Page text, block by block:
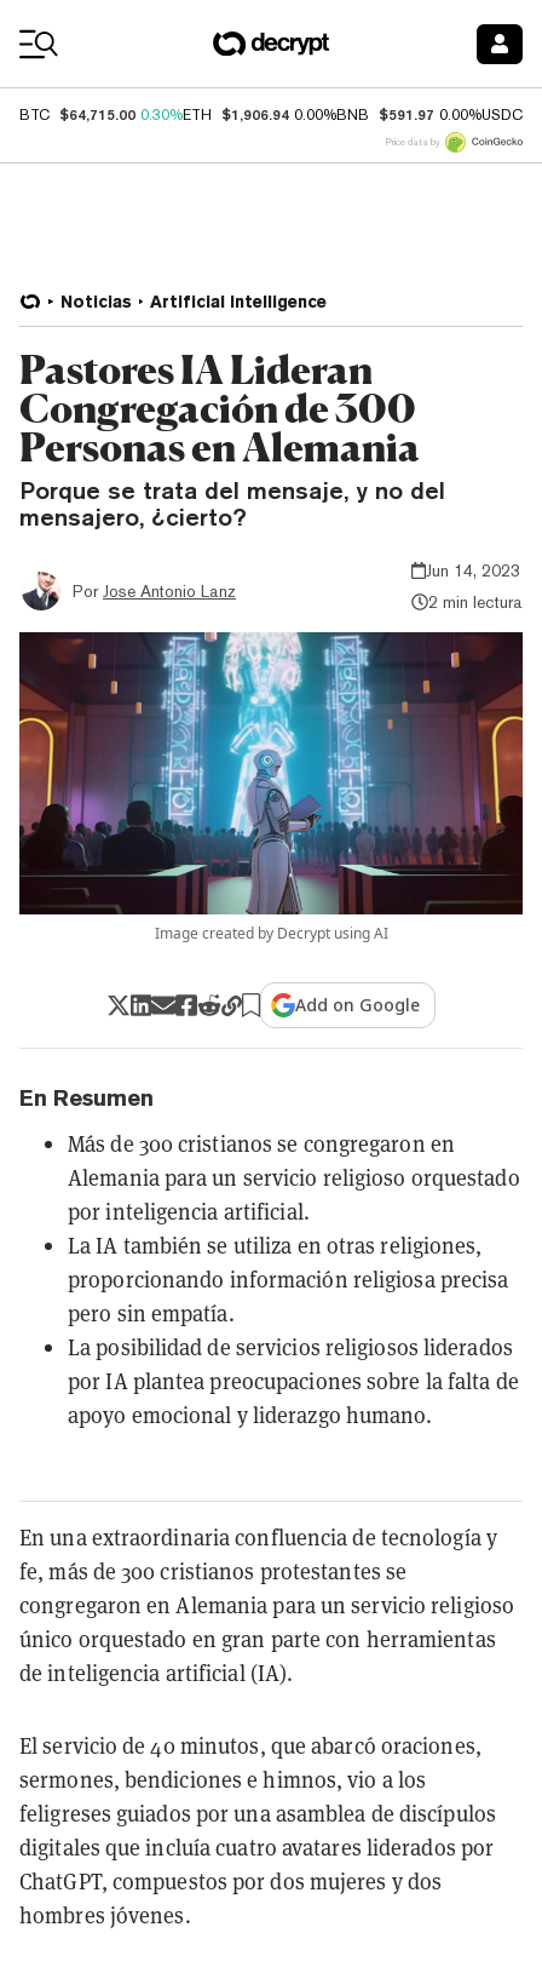
BTC $64,715.00 0.30%ETH $1,906.94 0.00%BNB $591.97 0.00%USDC
Price data by
Noticias Artificial Intelligence
Pastores IA Lideran
Congregación de 300
Personas en Alemania
Porque se trata del mensaje, y no del
mensajero, ¿cierto?
Por Jose Antonio Lanz
Jun 14, 2023
2 min lectura
Image created by Decrypt using AI
Add on Google
En Resumen
Más de 300 cristianos se congregaron en
Alemania para un servicio religioso orquestado
por inteligencia artificial.
La IA también se utiliza en otras religiones,
proporcionando información religiosa precisa
pero sin empatía.
La posibilidad de servicios religiosos liderados
por IA plantea preocupaciones sobre la falta de
apoyo emocional y liderazgo humano.
En una extraordinaria confluencia de tecnología y
fe, más de 300 cristianos protestantes se
congregaron en Alemania para un servicio religioso
único orquestado en gran parte con herramientas
de inteligencia artificial (IA).
El servicio de 40 minutos, que abarcó oraciones,
sermones, bendiciones e himnos, vio a los
feligreses guiados por una asamblea de discípulos
digitales que incluía cuatro avatares liderados por
ChatGPT, compuestos por dos mujeres y dos
hombres jóvenes.